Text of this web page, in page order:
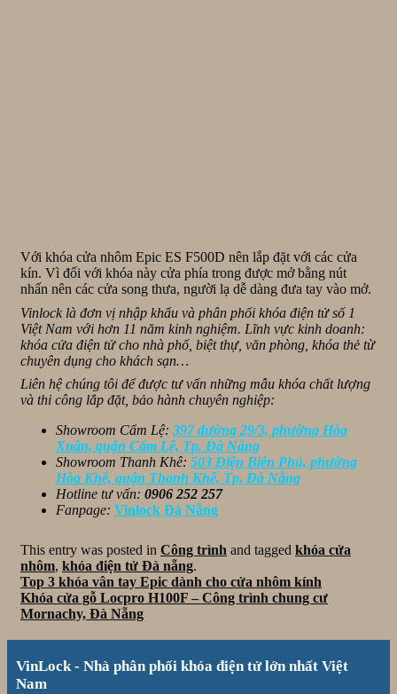
Với khóa cửa nhôm Epic ES F500D nên lắp đặt với các cửa
kín. Vì đối với khóa này cửa phía trong được mở bằng nút
nhấn nên các cửa song thưa, người lạ dễ dàng đưa tay vào mở.
Vinlock là đơn vị nhập khẩu và phân phối khóa điện tử số 1
Việt Nam với hơn 11 năm kinh nghiệm. Lĩnh vực kinh doanh:
khóa cửa điện tử cho nhà phố, biệt thự, văn phòng, khóa thẻ từ
chuyên dụng cho khách sạn…
Liên hệ chúng tôi để được tư vấn những mẫu khóa chất lượng
và thi công lắp đặt, bảo hành chuyên nghiệp:
Showroom Cẩm Lệ: 397 đường 29/3, phường Hòa
Xuân, quận Cẩm Lệ, Tp. Đà Nẵng
Showroom Thanh Khê: 503 Điện Biên Phủ, phường
Hòa Khê, quận Thanh Khê, Tp. Đà Nẵng
Hotline tư vấn: 0906 252 257
Fanpage: Vinlock Đà Nẵng
This entry was posted in Công trình and tagged khóa cửa
nhôm, khóa điện tử Đà nẵng.
Top 3 khóa vân tay Epic dành cho cửa nhôm kính
Khóa cửa gỗ Locpro H100F – Công trình chung cư
Mornachy, Đà Nẵng
VinLock - Nhà phân phối khóa điện tử lớn nhất Việt
Nam